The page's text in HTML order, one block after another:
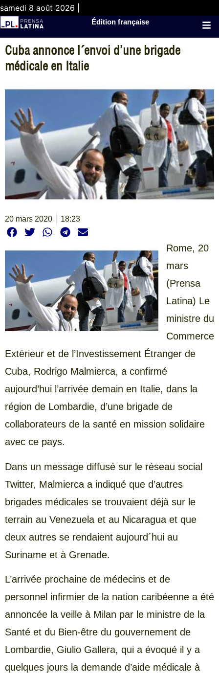
samedi 8 août 2026 |
Édition française
Cuba annonce l´envoi d’une brigade
médicale en Italie
20 mars 2020 18:23
Rome, 20
mars
(Prensa
Latina) Le
ministre du
Commerce
Extérieur et de l’Investissement Étranger de
Cuba, Rodrigo Malmierca, a confirmé
aujourd’hui l’arrivée demain en Italie, dans la
région de Lombardie, d’une brigade de
collaborateurs de la santé en mission solidaire
avec ce pays.
Dans un message diffusé sur le réseau social
Twitter, Malmierca a indiqué que d’autres
brigades médicales se trouvaient déjà sur le
terrain au Venezuela et au Nicaragua et que
deux autres se rendaient aujourd´hui au
Suriname et à Grenade.
L’arrivée prochaine de médecins et de
personnel infirmier de la nation caribéenne a été
annoncée la veille à Milan par le ministre de la
Santé et du Bien-être du gouvernement de
Lombardie, Giulio Gallera, qui a évoqué il y a
quelques jours la demande d’aide médicale à